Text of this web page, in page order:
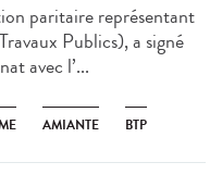
paritaire représentant
Publics), a signé
avec l’...
AMIANTE BTP